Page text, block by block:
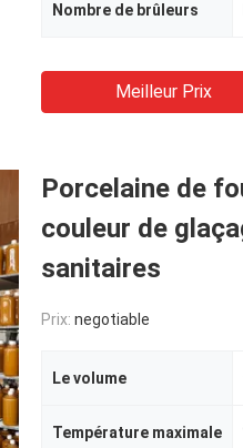
Nombre de brûleurs
Meilleur Prix
Porcelaine de
couleur de
sanitaires
Prix: negotiable
Le volume
Température maximale